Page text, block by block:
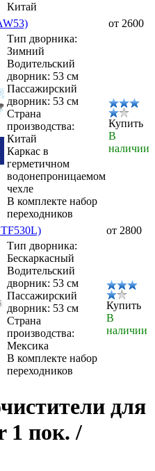
Китай
от 2600
Тип дворника:
Зимний
Водительский
дворник: 53 см
Пассажирский
дворник: 53 см
Страна
производства:
Китай
Каркас в
герметичном
водонепроницаемом
чехле
В комплекте набор
переходников
Купить
В
наличии
от 2800
Тип дворника:
Бескаркасный
Водительский
дворник: 53 см
Пассажирский
дворник: 53 см
Страна
производства:
Мексика
В комплекте набор
переходников
Купить
В
наличии
для
1 пок. /